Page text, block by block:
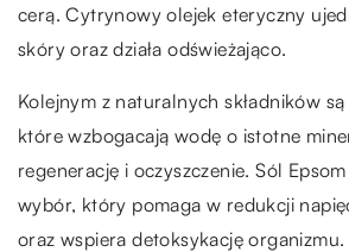
cerą. Cytrynowy olejek eteryczny
skóry oraz działa odświeżająco.
Kolejnym z naturalnych składników
które wzbogacają wodę o istotne
regenerację i oczyszczenie. Sól
wybór, który pomaga w redukcji
oraz wspiera detoksykację organizmu.